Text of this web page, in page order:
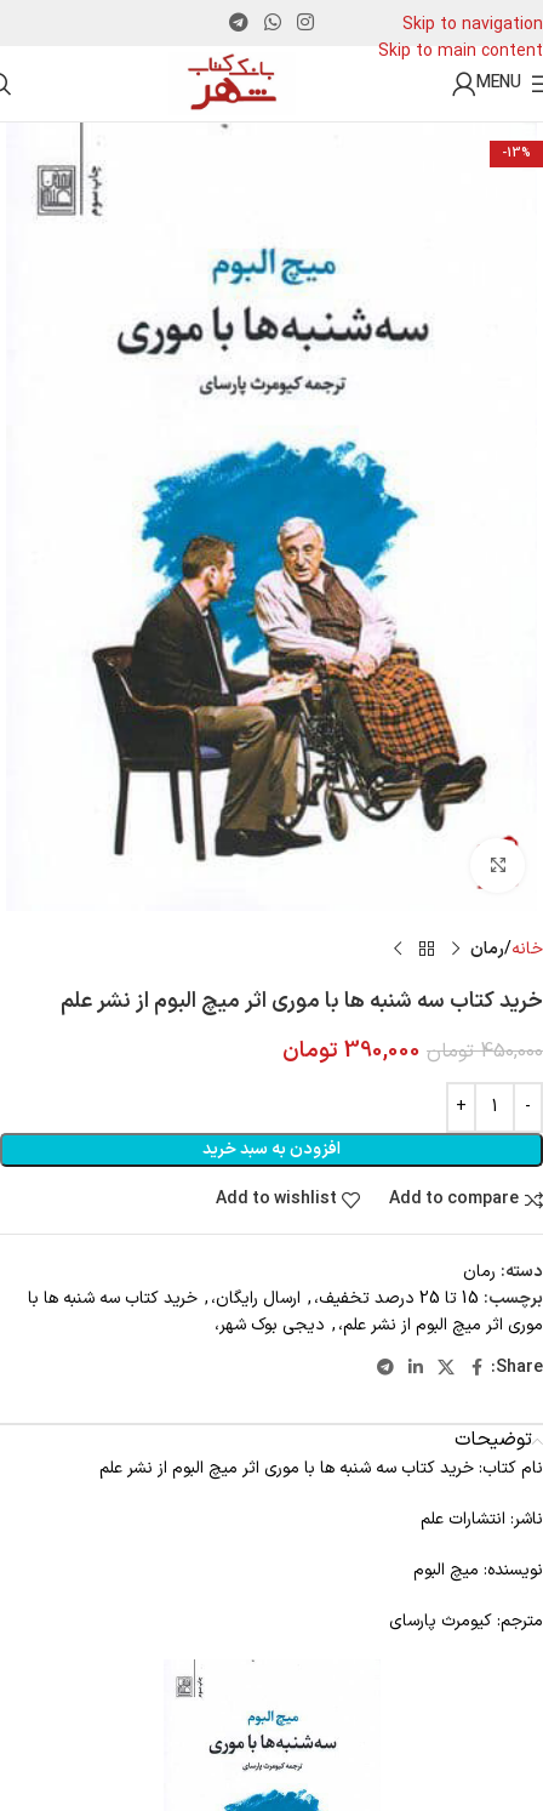
Skip to navigation
Skip to main content
MENU
-13%
خانه رمان
خرید کتاب سه شنبه ها با موری اثر میچ البوم از نشر علم
450,000 تومان 390,000 تومان
افزودن به سبد خرید
Add to compare
Add to wishlist
دسته: رمان
برچسب: 15 تا 25 درصد تخفیف، , ارسال رایگان،, خرید کتاب سه شنبه ها با
موری اثر میچ البوم از نشر علم،, دیجی بوک شهر،
Share:
توضیحات
نام کتاب: خرید کتاب سه شنبه ها با موری اثر میچ البوم از نشر علم
ناشر: انتشارات علم
نویسنده: میچ البوم
مترجم: کیومرث پارسای